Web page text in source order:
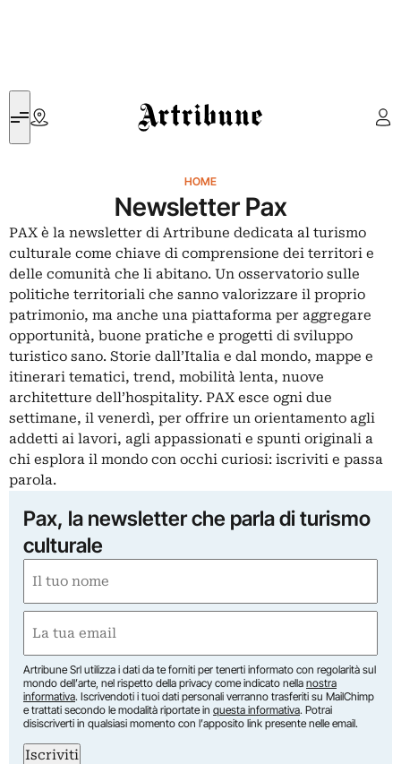
Artribune
HOME
Newsletter Pax
PAX è la newsletter di Artribune dedicata al turismo
culturale come chiave di comprensione dei territori e
delle comunità che li abitano. Un osservatorio sulle
politiche territoriali che sanno valorizzare il proprio
patrimonio, ma anche una piattaforma per aggregare
opportunità, buone pratiche e progetti di sviluppo
turistico sano. Storie dall’Italia e dal mondo, mappe e
itinerari tematici, trend, mobilità lenta, nuove
architetture dell’hospitality. PAX esce ogni due
settimane, il venerdì, per offrire un orientamento agli
addetti ai lavori, agli appassionati e spunti originali a
chi esplora il mondo con occhi curiosi: iscriviti e passa
parola.
Pax, la newsletter che parla di turismo
culturale
(Required)
First
(Required)
Artribune Srl utilizza i dati da te forniti per tenerti informato con regolarità sul
mondo dell’arte, nel rispetto della privacy come indicato nella nostra
informativa. Iscrivendoti i tuoi dati personali verranno trasferiti su MailChimp
e trattati secondo le modalità riportate in questa informativa. Potrai
disiscriverti in qualsiasi momento con l’apposito link presente nelle email.
Iscriviti